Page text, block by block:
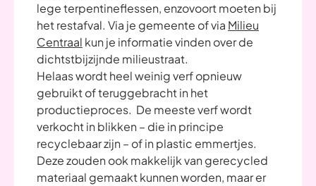
lege terpentineflessen, enzovoort moeten bij
het restafval. Via je gemeente of via Milieu
Centraal kun je informatie vinden over de
dichtstbijzijnde milieustraat.
Helaas wordt heel weinig verf opnieuw
gebruikt of teruggebracht in het
productieproces. De meeste verf wordt
verkocht in blikken – die in principe
recyclebaar zijn – of in plastic emmertjes.
Deze zouden ook makkelijk van gerecycled
materiaal gemaakt kunnen worden, maar er